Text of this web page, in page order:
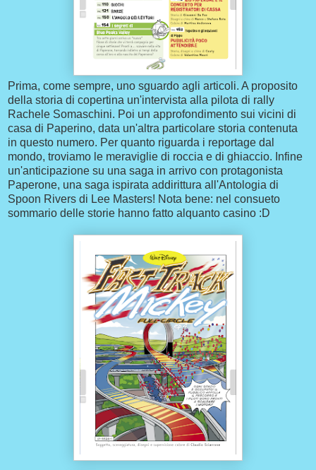
Prima, come sempre, uno sguardo agli articoli. A proposito
della storia di copertina un'intervista alla pilota di rally
Rachele Somaschini. Poi un approfondimento sui vicini di
casa di Paperino, data un'altra particolare storia contenuta
in questo numero. Per quanto riguarda i reportage dal
mondo, troviamo le meraviglie di roccia e di ghiaccio. Infine
un'anticipazione su una saga in arrivo con protagonista
Paperone, una saga ispirata addirittura all'Antologia di
Spoon Rivers di Lee Masters! Nota bene: nel consueto
sommario delle storie hanno fatto alquanto casino :D